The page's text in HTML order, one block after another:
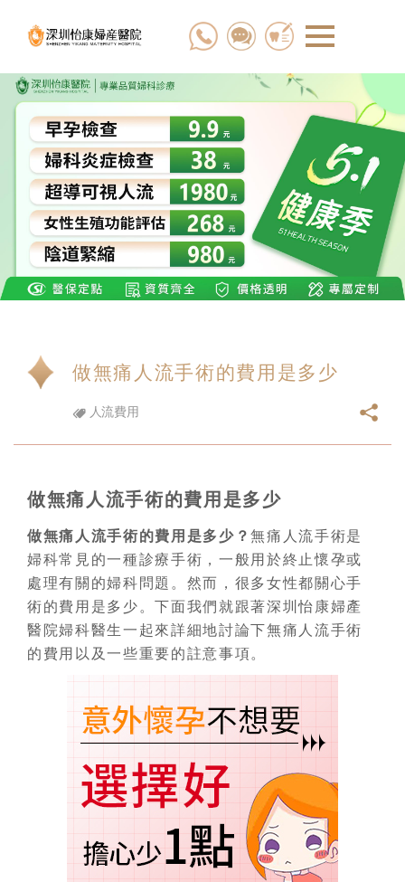
做無痛人流手術的費用是多少
人流費用
做無痛人流手術的費用是多少
做無痛人流手術的費用是多少？無痛人流手術是
婦科常見的一種診療手術，一般用於終止懷孕或
處理有關的婦科問題。然而，很多女性都關心手
術的費用是多少。下面我們就跟著深圳怡康婦產
醫院婦科醫生一起來詳細地討論下無痛人流手術
的費用以及一些重要的註意事項。